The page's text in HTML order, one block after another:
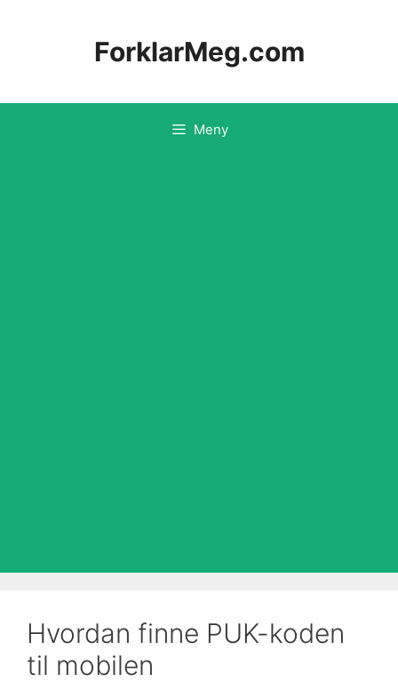
ForklarMeg.com
Meny
Hvordan finne PUK-koden
til mobilen